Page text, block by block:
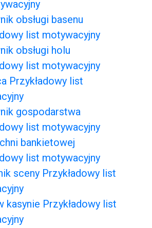
obsługi basenu
list motywacyjny
obsługi holu
list motywacyjny
Przykładowy list
gospodarstwa
list motywacyjny
bankietowej
list motywacyjny
sceny Przykładowy list
kasynie Przykładowy list